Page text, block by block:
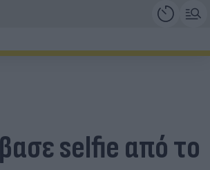
selfie από το